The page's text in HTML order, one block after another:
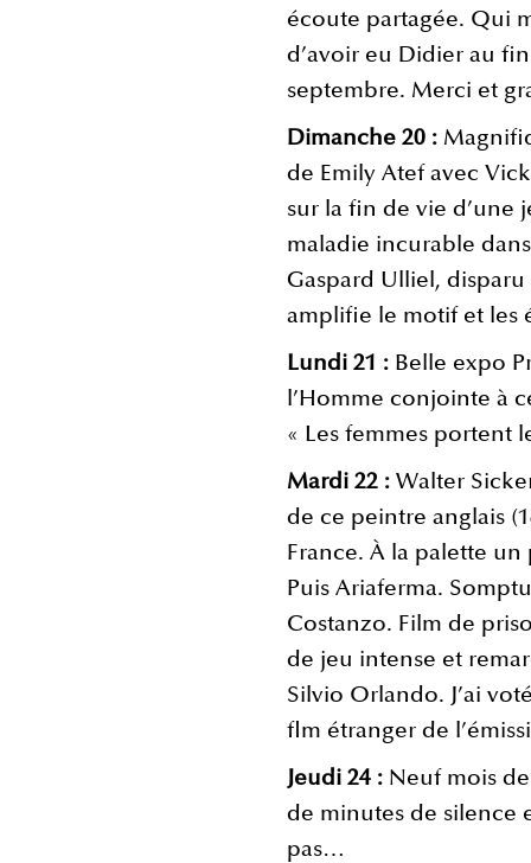
écoute partagée. Qui
d’avoir eu Didier au
septembre. Merci et
Dimanche 20 :
de Emily Atef avec
sur la fin de vie d’une
maladie incurable
Gaspard Ulliel,
amplifie le motif et les
Lundi 21 : Belle expo
l’Homme conjointe à
« Les femmes portent
Mardi 22 : Walter
de ce peintre anglais
France. À la palette
Puis Ariaferma.
Costanzo. Film de
de jeu intense et
Silvio Orlando. J’ai
flm étranger de
Jeudi 24 : Neuf mois
de minutes de silence
pas…